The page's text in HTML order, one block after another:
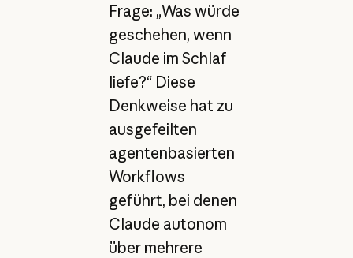
Frage: „Was würde
geschehen, wenn
Claude im Schlaf
liefe?“ Diese
Denkweise hat zu
ausgefeilten
agentenbasierten
Workflows
geführt, bei denen
Claude autonom
über mehrere